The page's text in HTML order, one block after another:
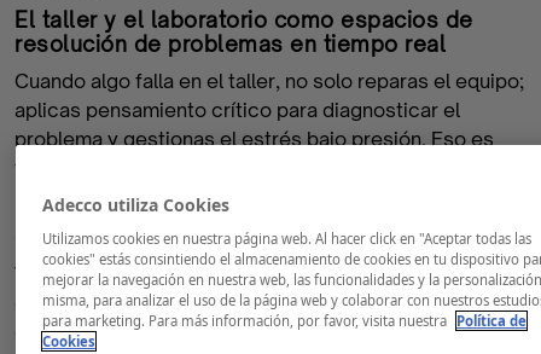
El taller y el laboratorio como espacios de
resolución de problemas en tiempo real
Cuando algo falla en el taller, no solo reparas el equipo;
aplicas pensamiento crítico para diagnosticar el
problema y gestionas el estrés bajo presión. Eso es
valor puro para cualquier empresa.
Los proyectos colaborativos: Tu primer máster
en trabajo en equipo y liderazgo adaptativo
Trabajar en grupo te ha enseñado a gestionar
conflictos, escuchar a tus compañeros y repartir
cargas, lecciones fundamentales de liderazgo que
Adecco utiliza Cookies
Utilizamos cookies en nuestra página web. Al hacer click en "Aceptar todas las
cookies" estás consintiendo el almacenamiento de cookies en tu dispositivo
mejorar la navegación en nuestra web, las funcionalidades y la
misma, para analizar el uso de la página web y colaborar con nuestros
para marketing. Para más información, por favor, visita nuestra Política de
Cookies